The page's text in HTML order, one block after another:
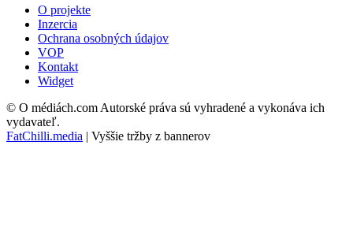
O projekte
Inzercia
Ochrana osobných údajov
VOP
Kontakt
Widget
© O médiách.com Autorské práva sú vyhradené a vykonáva ich
vydavateľ.
FatChilli.media | Vyššie tržby z bannerov